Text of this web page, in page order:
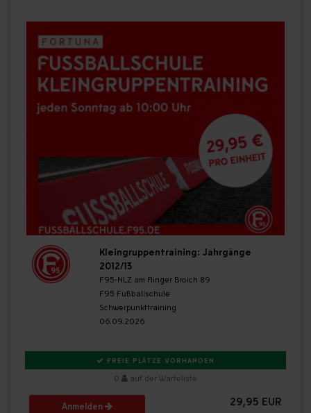
Kleingruppentraining: Jahrgänge
2012/13
F95-NLZ am Flinger Broich 89
F95 Fußballschule
Schwerpunkttraining
06.09.2026
FREIE PLÄTZE VORHANDEN
0 auf der Warteliste
Anmelden 29,95 EUR